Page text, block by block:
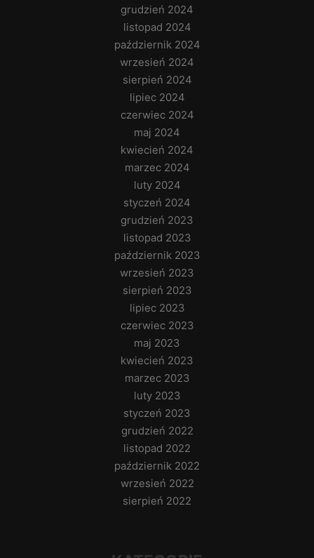
grudzień 2024
listopad 2024
październik 2024
wrzesień 2024
sierpień 2024
lipiec 2024
czerwiec 2024
maj 2024
kwiecień 2024
marzec 2024
luty 2024
styczeń 2024
grudzień 2023
listopad 2023
październik 2023
wrzesień 2023
sierpień 2023
lipiec 2023
czerwiec 2023
maj 2023
kwiecień 2023
marzec 2023
luty 2023
styczeń 2023
grudzień 2022
listopad 2022
październik 2022
wrzesień 2022
sierpień 2022